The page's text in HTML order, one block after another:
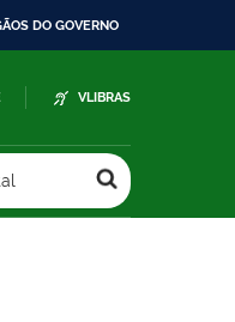
DO GOVERNO
VLIBRAS